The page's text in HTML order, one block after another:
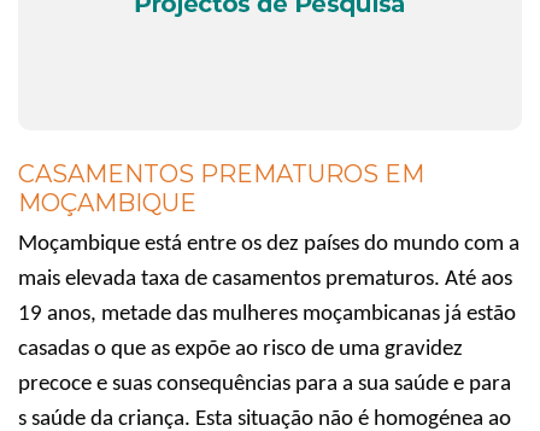
CASAMENTOS PREMATUROS EM
MOÇAMBIQUE
Moçambique está entre os dez países do mundo com a
mais elevada taxa de casamentos prematuros. Até aos
19 anos, metade das mulheres moçambicanas já estão
casadas o que as expõe ao risco de uma gravidez
precoce e suas consequências para a sua saúde e para
s saúde da criança. Esta situação não é homogénea ao